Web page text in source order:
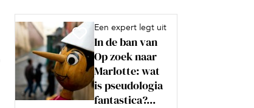
Een expert legt uit
In de ban van
Op zoek naar
Marlotte: wat
is pseudologia
fantastica?...